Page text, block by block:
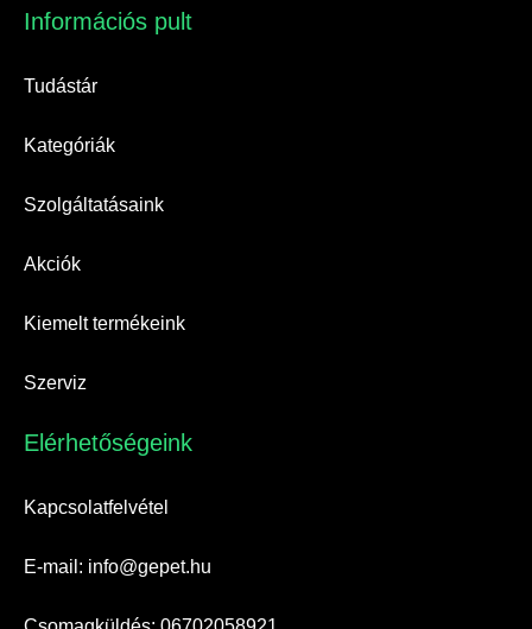
Információs pult​
Tudástár
Kategóriák
Szolgáltatásaink
Akciók
Kiemelt termékeink
Szerviz
Elérhetőségeink​
Kapcsolatfelvétel
E-mail: info@gepet.hu